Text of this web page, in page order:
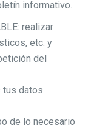
informativo.
realizar
etc. y
del
tus datos
de lo necesario